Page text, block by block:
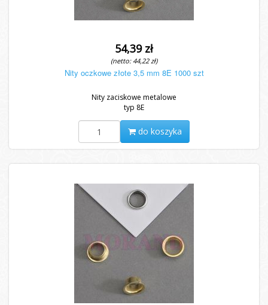
54,39 zł
(netto: 44,22 zł)
Nity oczkowe złote 3,5 mm 8E 1000 szt
Nity zaciskowe metalowe
typ 8E
do koszyka